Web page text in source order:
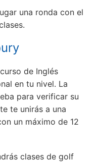
una ronda con el
de Inglés
en tu nivel. La
para verificar su
te unirás a una
un máximo de 12
clases de golf